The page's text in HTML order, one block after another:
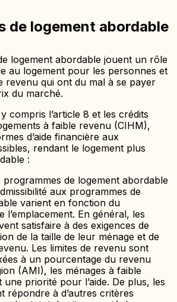
de logement abordable
logement abordable jouent un rôle
au logement pour les personnes et
revenu qui ont du mal à se payer
du marché.
compris l’article 8 et les crédits
à faible revenu (CIHM),
d’aide financière aux
rendant le logement plus
:
programmes de logement abordable
aux programmes de
varient en fonction du
l’emplacement. En général, les
satisfaire à des exigences de
de la taille de leur ménage et de
Les limites de revenu sont
à un pourcentage du revenu
(AMI), les ménages à faible
priorité pour l’aide. De plus, les
répondre à d’autres critères